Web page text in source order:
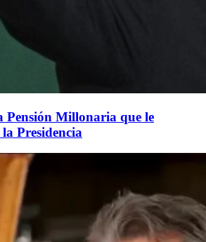
Pensión Millonaria que le
Presidencia